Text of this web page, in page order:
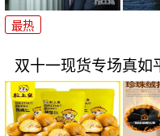
最热
双十一现货专场真如